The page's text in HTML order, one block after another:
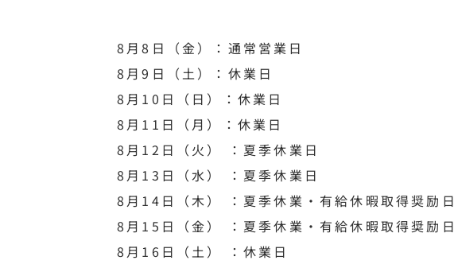
8月8日（金）：通常営業日
8月9日（土）：休業日
8月10日（日）：休業日
8月11日（月）：休業日
8月12日（火） ：夏季休業日
8月13日（水） ：夏季休業日
8月14日（木） ：夏季休業・有給休暇取得奨励日
8月15日（金） ：夏季休業・有給休暇取得奨励日
8月16日（土） ：休業日